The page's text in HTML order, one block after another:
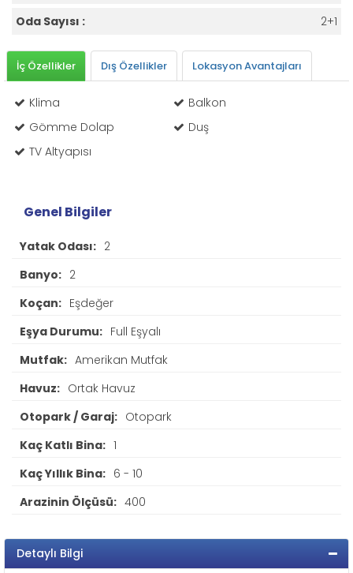
Oda Sayısı : 2+1
İç Özellikler Dış Özellikler Lokasyon Avantajları
Klima
Balkon
Gömme Dolap
Duş
TV Altyapısı
Genel Bilgiler
Yatak Odası: 2
Banyo: 2
Koçan: Eşdeğer
Eşya Durumu: Full Eşyalı
Mutfak: Amerikan Mutfak
Havuz: Ortak Havuz
Otopark / Garaj: Otopark
Kaç Katlı Bina: 1
Kaç Yıllık Bina: 6 - 10
Arazinin Ölçüsü: 400
Detaylı Bilgi